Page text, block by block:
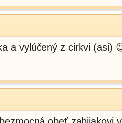
a vylúčený z cirkvi (asi)